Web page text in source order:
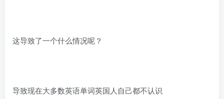
这导致了一个什么情况呢？
导致现在大多数英语单词英国人自己都不认识